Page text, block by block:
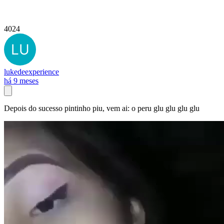
4024
lukedeexperience
há 9 meses
Depois do sucesso pintinho piu, vem ai: o peru glu glu glu glu